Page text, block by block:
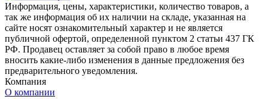
Информация, цены, характеристики, количество товаров, а
так же информация об их наличии на складе, указанная на
сайте носят ознакомительный характер и не является
публичной офертой, определенной пунктом 2 статьи 437 ГК
РФ. Продавец оставляет за собой право в любое время
вносить какие-либо изменения в данные предложения без
предварительного уведомления.
Компания
О компании